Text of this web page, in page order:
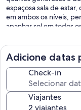
espaçosa sala de
em ambos os níveis,
apanhar sol em todos
Adicione datas
Check-in
Viajantes